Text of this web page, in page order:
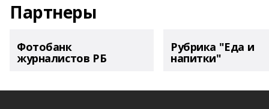
Партнеры
Фотобанк
журналистов РБ
Рубрика "Еда и
напитки"